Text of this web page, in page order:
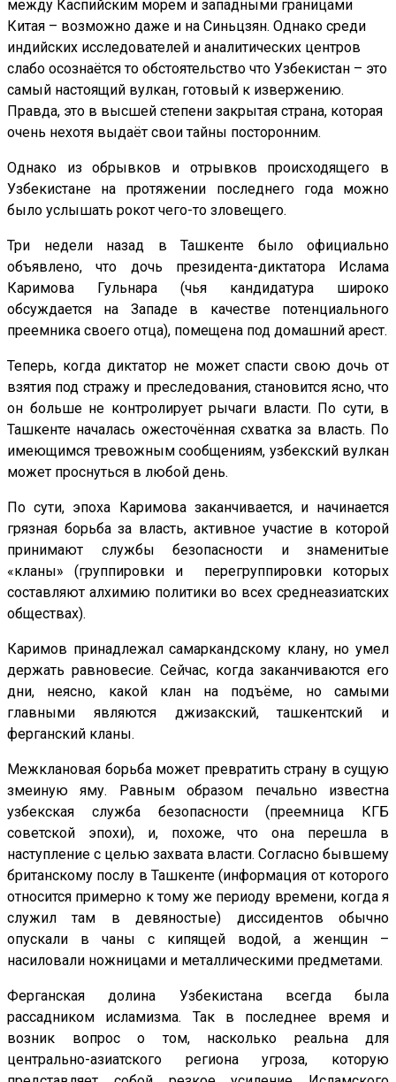
между Каспийским морем и западными границами
Китая – возможно даже и на Синьцзян. Однако среди
индийских исследователей и аналитических центров
слабо осознаётся то обстоятельство что Узбекистан – это
самый настоящий вулкан, готовый к извержению.
Правда, это в высшей степени закрытая страна, которая
очень нехотя выдаёт свои тайны посторонним.
Однако из обрывков и отрывков происходящего в
Узбекистане на протяжении последнего года можно
было услышать рокот чего-то зловещего.
Три недели назад в Ташкенте было официально
объявлено, что дочь президента-диктатора Ислама
Каримова Гульнара (чья кандидатура широко
обсуждается на Западе в качестве потенциального
преемника своего отца), помещена под домашний арест.
Теперь, когда диктатор не может спасти свою дочь от
взятия под стражу и преследования, становится ясно, что
он больше не контролирует рычаги власти. По сути, в
Ташкенте началась ожесточённая схватка за власть. По
имеющимся тревожным сообщениям, узбекский вулкан
может проснуться в любой день.
По сути, эпоха Каримова заканчивается, и начинается
грязная борьба за власть, активное участие в которой
принимают службы безопасности и знаменитые
«кланы» (группировки и перегруппировки которых
составляют алхимию политики во всех среднеазиатских
обществах).
Каримов принадлежал самаркандскому клану, но умел
держать равновесие. Сейчас, когда заканчиваются его
дни, неясно, какой клан на подъёме, но самыми
главными являются джизакский, ташкентский и
ферганский кланы.
Межклановая борьба может превратить страну в сущую
змеиную яму. Равным образом печально известна
узбекская служба безопасности (преемница КГБ
советской эпохи), и, похоже, что она перешла в
наступление с целью захвата власти. Согласно бывшему
британскому послу в Ташкенте (информация от которого
относится примерно к тому же периоду времени, когда я
служил там в девяностые) диссидентов обычно
опускали в чаны с кипящей водой, а женщин –
насиловали ножницами и металлическими предметами.
Ферганская долина Узбекистана всегда была
рассадником исламизма. Так в последнее время и
возник вопрос о том, насколько реальна для
центрально-азиатского региона угроза, которую